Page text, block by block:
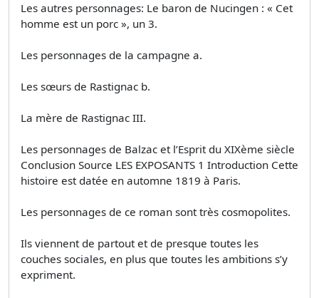
Les autres personnages: Le baron de Nucingen : « Cet
homme est un porc », un 3.
Les personnages de la campagne a.
Les sœurs de Rastignac b.
La mère de Rastignac III.
Les personnages de Balzac et l’Esprit du XIXème siècle
Conclusion Source LES EXPOSANTS 1 Introduction Cette
histoire est datée en automne 1819 à Paris.
Les personnages de ce roman sont très cosmopolites.
Ils viennent de partout et de presque toutes les
couches sociales, en plus que toutes les ambitions s’y
expriment.